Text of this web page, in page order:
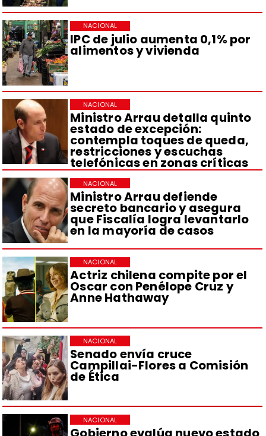
IPC de julio aumenta 0,1% por
alimentos y vivienda
NACIONAL
Ministro Arrau detalla quinto
estado de excepción:
contempla toques de queda,
restricciones y escuchas
telefónicas en zonas críticas
NACIONAL
Ministro Arrau defiende
secreto bancario y asegura
que Fiscalía logra levantarlo
en la mayoría de casos
NACIONAL
Actriz chilena compite por el
Oscar con Penélope Cruz y
Anne Hathaway
NACIONAL
Senado envía cruce
Campillai-Flores a Comisión
de Ética
NACIONAL
NACIONAL